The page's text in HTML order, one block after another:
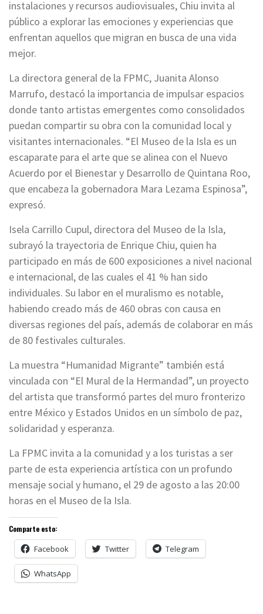
instalaciones y recursos audiovisuales, Chiu invita al
público a explorar las emociones y experiencias que
enfrentan aquellos que migran en busca de una vida
mejor.
La directora general de la FPMC, Juanita Alonso
Marrufo, destacó la importancia de impulsar espacios
donde tanto artistas emergentes como consolidados
puedan compartir su obra con la comunidad local y
visitantes internacionales. “El Museo de la Isla es un
escaparate para el arte que se alinea con el Nuevo
Acuerdo por el Bienestar y Desarrollo de Quintana Roo,
que encabeza la gobernadora Mara Lezama Espinosa”,
expresó.
Isela Carrillo Cupul, directora del Museo de la Isla,
subrayó la trayectoria de Enrique Chiu, quien ha
participado en más de 600 exposiciones a nivel nacional
e internacional, de las cuales el 41 % han sido
individuales. Su labor en el muralismo es notable,
habiendo creado más de 460 obras con causa en
diversas regiones del país, además de colaborar en más
de 80 festivales culturales.
La muestra “Humanidad Migrante” también está
vinculada con “El Mural de la Hermandad”, un proyecto
del artista que transformó partes del muro fronterizo
entre México y Estados Unidos en un símbolo de paz,
solidaridad y esperanza.
La FPMC invita a la comunidad y a los turistas a ser
parte de esta experiencia artística con un profundo
mensaje social y humano, el 29 de agosto a las 20:00
horas en el Museo de la Isla.
Comparte esto:
Facebook Twitter Telegram
WhatsApp